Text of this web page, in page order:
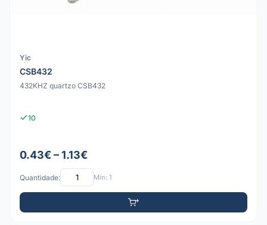
Yic
CSB432
432KHZ quartzo CSB432
10
0.43€ – 1.13€
Quantidade: Mín: 1